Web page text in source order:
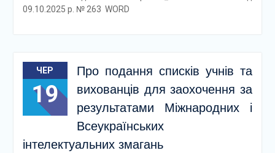
09.10.2025 р. № 263 WORD
ЧЕР
19
Про подання списків учнів та
вихованців для заохочення за
результатами Міжнародних і
Всеукраїнських
інтелектуальних змагань